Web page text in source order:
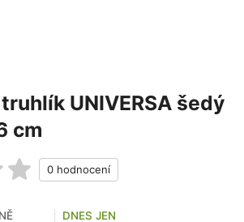
UNIVERSA šedý
cm
DNES JEN